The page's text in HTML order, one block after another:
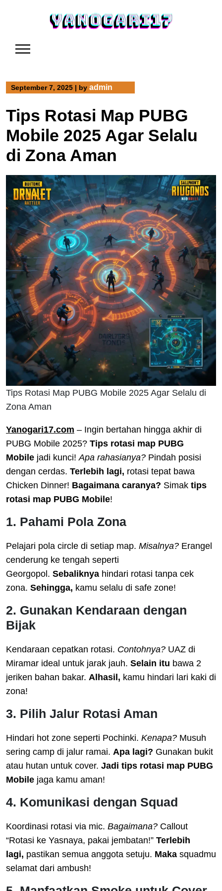
September 7, 2025 | by admin
Tips Rotasi Map PUBG
Mobile 2025 Agar Selalu
di Zona Aman
Tips Rotasi Map PUBG Mobile 2025 Agar Selalu di
Zona Aman
Yanogari17.com – Ingin bertahan hingga akhir di
PUBG Mobile 2025? Tips rotasi map PUBG
Mobile jadi kunci! Apa rahasianya? Pindah posisi
dengan cerdas. Terlebih lagi, rotasi tepat bawa
Chicken Dinner! Bagaimana caranya? Simak tips
rotasi map PUBG Mobile!
1. Pahami Pola Zona
Pelajari pola circle di setiap map. Misalnya? Erangel
cenderung ke tengah seperti
Georgopol. Sebaliknya hindari rotasi tanpa cek
zona. Sehingga, kamu selalu di safe zone!
2. Gunakan Kendaraan dengan
Bijak
Kendaraan cepatkan rotasi. Contohnya? UAZ di
Miramar ideal untuk jarak jauh. Selain itu bawa 2
jeriken bahan bakar. Alhasil, kamu hindari lari kaki di
zona!
3. Pilih Jalur Rotasi Aman
Hindari hot zone seperti Pochinki. Kenapa? Musuh
sering camp di jalur ramai. Apa lagi? Gunakan bukit
atau hutan untuk cover. Jadi tips rotasi map PUBG
Mobile jaga kamu aman!
4. Komunikasi dengan Squad
Koordinasi rotasi via mic. Bagaimana? Callout
“Rotasi ke Yasnaya, pakai jembatan!” Terlebih
lagi, pastikan semua anggota setuju. Maka squadmu
selamat dari ambush!